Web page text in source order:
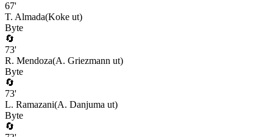
67'
T. Almada(Koke ut)
Byte
🔄
73'
R. Mendoza(A. Griezmann ut)
Byte
🔄
73'
L. Ramazani(A. Danjuma ut)
Byte
🔄